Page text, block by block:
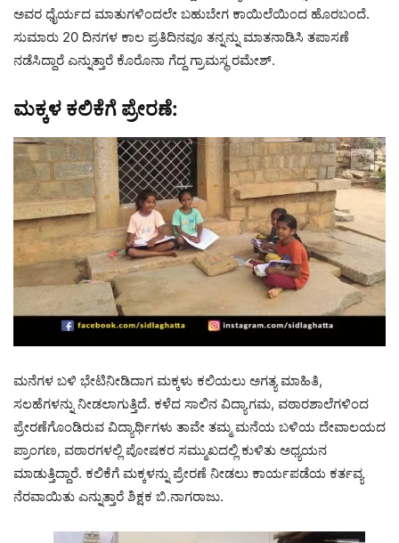
ಅವರ ಧೈರ್ಯದ ಮಾತುಗಳಿಂದಲೇ ಬಹುಬೇಗ ಕಾಯಿಲೆಯಿಂದ ಹೊರಬಂದೆ.
ಸುಮಾರು 20 ದಿನಗಳ ಕಾಲ ಪ್ರತಿದಿನವೂ ತನ್ನನ್ನು ಮಾತನಾಡಿಸಿ ತಪಾಸಣೆ
ನಡೆಸಿದ್ದಾರೆ ಎನ್ನುತ್ತಾರೆ ಕೊರೊನಾ ಗೆದ್ದ ಗ್ರಾಮಸ್ಥ ರಮೇಶ್.
ಮಕ್ಕಳ ಕಲಿಕೆಗೆ ಪ್ರೇರಣೆ:
ಮನೆಗಳ ಬಳಿ ಭೇಟಿನೀಡಿದಾಗ ಮಕ್ಕಳು ಕಲಿಯಲು ಅಗತ್ಯ ಮಾಹಿತಿ,
ಸಲಹೆಗಳನ್ನು ನೀಡಲಾಗುತ್ತಿದೆ. ಕಳೆದ ಸಾಲಿನ ವಿದ್ಯಾಗಮ, ವಠಾರಶಾಲೆಗಳಿಂದ
ಪ್ರೇರಣೆಗೊಂಡಿರುವ ವಿದ್ಯಾರ್ಥಿಗಳು ತಾವೇ ತಮ್ಮ ಮನೆಯ ಬಳಿಯ ದೇವಾಲಯದ
ಪ್ರಾಂಗಣ, ವಠಾರಗಳಲ್ಲಿ ಪೋಷಕರ ಸಮ್ಮುಖದಲ್ಲಿ ಕುಳಿತು ಅಧ್ಯಯನ
ಮಾಡುತ್ತಿದ್ದಾರೆ. ಕಲಿಕೆಗೆ ಮಕ್ಕಳನ್ನು ಪ್ರೇರಣೆ ನೀಡಲು ಕಾರ್ಯಪಡೆಯ ಕರ್ತವ್ಯ
ನೆರವಾಯಿತು ಎನ್ನುತ್ತಾರೆ ಶಿಕ್ಷಕ ಬಿ.ನಾಗರಾಜು.